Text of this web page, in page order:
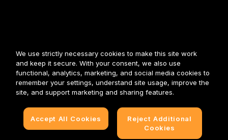
We use strictly necessary cookies to make this site work
and keep it secure. With your consent, we also use
functional, analytics, marketing, and social media cookies to
remember your settings, understand site usage, improve the
site, and support marketing and sharing features.
Accept All Cookies
Reject Additional
Cookies